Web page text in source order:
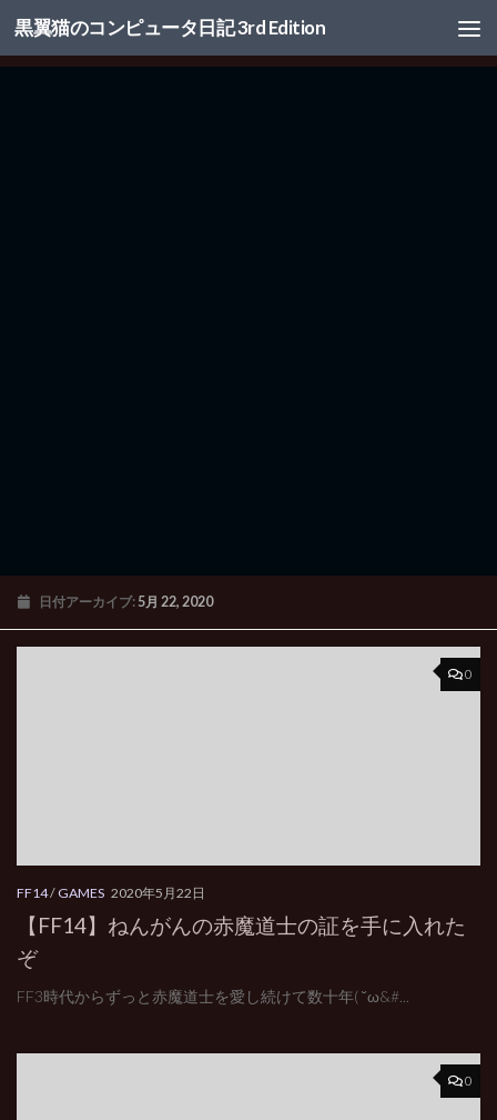
コンテンツへスキップ
黒翼猫のコンピュータ日記 3rd Edition
日付アーカイブ: 5月 22, 2020
0
FF14/GAMES 2020年5月22日
【FF14】ねんがんの赤魔道士の証を手に入れた
ぞ
FF3時代からずっと赤魔道士を愛し続けて数十年( ˘ω&#...
0